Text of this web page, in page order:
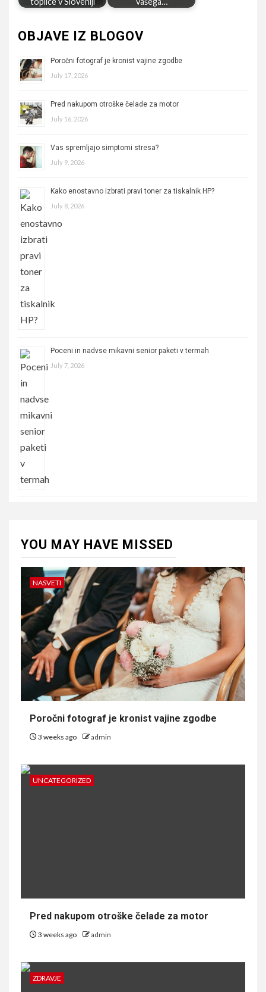
OBJAVE IZ BLOGOV
Poročni fotograf je kronist vajine zgodbe
July 17, 2026
Pred nakupom otroške čelade za motor
July 16, 2026
Vas spremljajo simptomi stresa?
July 9, 2026
Kako enostavno izbrati pravi toner za tiskalnik HP?
July 8, 2026
Poceni in nadvse mikavni senior paketi v termah
July 7, 2026
YOU MAY HAVE MISSED
NASVETI
Poročni fotograf je kronist vajine zgodbe
3 weeks ago admin
UNCATEGORIZED
Pred nakupom otroške čelade za motor
3 weeks ago admin
ZDRAVJE